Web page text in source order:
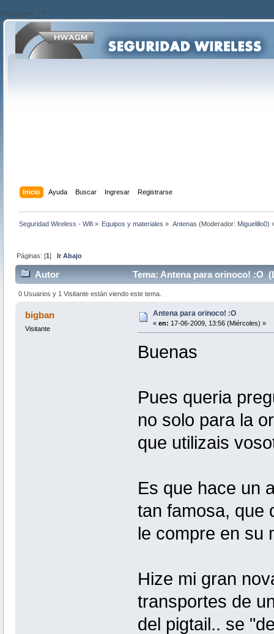
?>/script>'; } ?>
Inicio Ayuda Buscar Ingresar Registrarse
Seguridad Wireless - Wifi » Equipos y materiales » Antenas (Moderador: Miguelillo0)
Páginas: [1]Ir Abajo
Autor Tema: Antena para orinoco! :O
0 Usuarios y 1 Visitante están viendo este tema.
bigban
Visitante
Antena para orinoco! :O
« en: 17-06-2009, 13:56 (Miércoles) »
Buenas
Pues queria
no solo para la
que utilizais
Es que hace un
tan famosa, que
le compre en su
Hize mi gran
transportes de
del pigtail.. se